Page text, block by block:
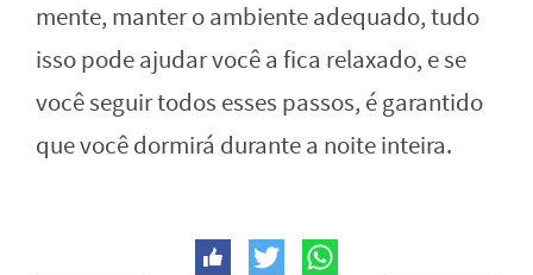
mente, manter o ambiente adequado, tudo
isso pode ajudar você a fica relaxado, e se
você seguir todos esses passos, é garantido
que você dormirá durante a noite inteira.